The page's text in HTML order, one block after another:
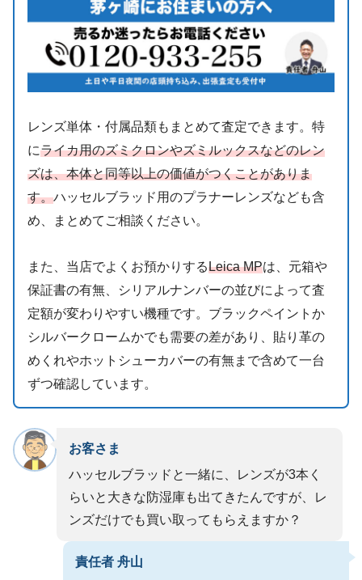
レンズ単体・付属品類もまとめて査定できます。特
にライカ用のズミクロンやズミルックスなどのレン
ズは、本体と同等以上の価値がつくことがありま
す。ハッセルブラッド用のプラナーレンズなども含
め、まとめてご相談ください。
また、当店でよくお預かりするLeica MPは、元箱や
保証書の有無、シリアルナンバーの並びによって査
定額が変わりやすい機種です。ブラックペイントか
シルバークロームかでも需要の差があり、貼り革の
めくれやホットシューカバーの有無まで含めて一台
ずつ確認しています。
お客さま
ハッセルブラッドと一緒に、レンズが3本く
らいと大きな防湿庫も出てきたんですが、レ
ンズだけでも買い取ってもらえますか？
責任者 舟山